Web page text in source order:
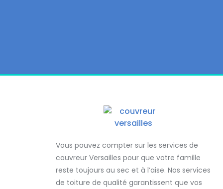
Vous pouvez compter sur les services de
couvreur Versailles pour que votre famille
reste toujours au sec et à l’aise. Nos services
de toiture de qualité garantissent que vos